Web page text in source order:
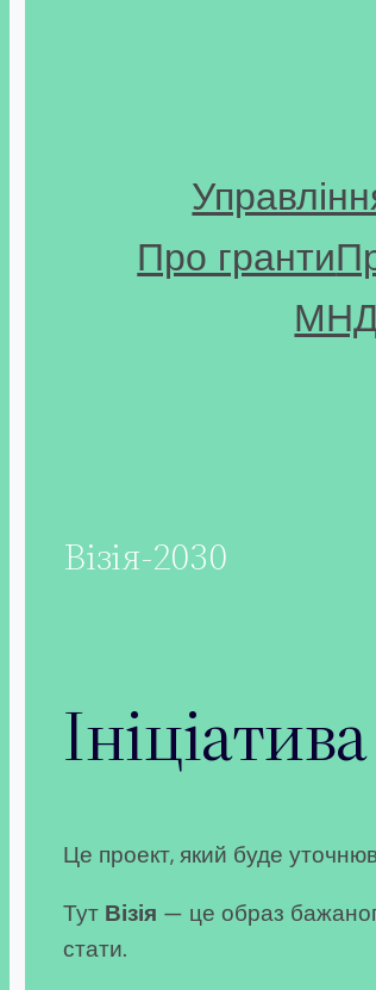
Про гранти
Візія-2030
Це проект, який буде
Тут Візія — це образ
стати.